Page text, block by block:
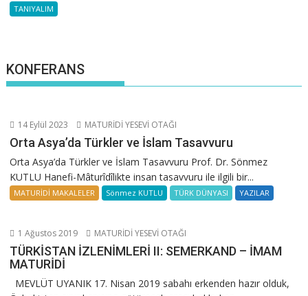
TANIYALIM
KONFERANS
14 Eylül 2023 MATURİDİ YESEVİ OTAĞI
Orta Asya’da Türkler ve İslam Tasavvuru
Orta Asya’da Türkler ve İslam Tasavvuru Prof. Dr. Sönmez
KUTLU Hanefi-Mâturîdîlikte insan tasavvuru ile ilgili bir...
MATURİDİ MAKALELER Sönmez KUTLU TÜRK DÜNYASI YAZILAR
1 Ağustos 2019 MATURİDİ YESEVİ OTAĞI
TÜRKİSTAN İZLENİMLERİ II: SEMERKAND – İMAM
MATURİDİ
MEVLÜT UYANIK 17. Nisan 2019 sabahı erkenden hazır olduk,